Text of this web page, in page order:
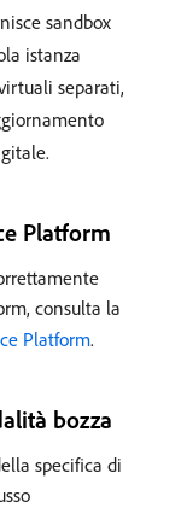
sandbox
istanza
separati,
Platform
consulta la
Platform.
bozza
specifica di